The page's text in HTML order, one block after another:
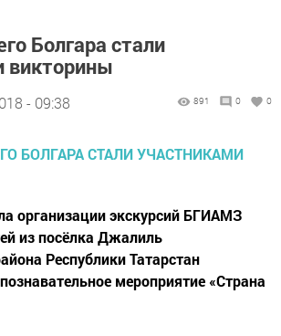
Болгара стали
викторины
- 09:38 891 0 0
организации экскурсий БГИАМЗ
из посёлка Джалиль
Республики Татарстан
мероприятие «Страна